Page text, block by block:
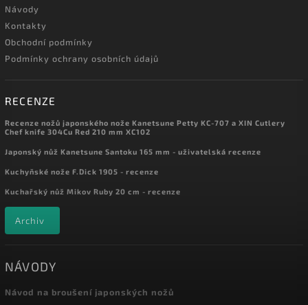
Návody
Kontakty
Obchodní podmínky
Podmínky ochrany osobních údajů
RECENZE
Recenze nožů japonského nože Kanetsune Petty KC-707 a XIN Cutlery
Chef knife 304Cu Red 210 mm XC102
Japonský nůž Kanetsune Santoku 165 mm - uživatelská recenze
Kuchyňské nože F.Dick 1905 - recenze
Kuchařský nůž Mikov Ruby 20 cm - recenze
Archiv
NÁVODY
Návod na broušení japonských nožů